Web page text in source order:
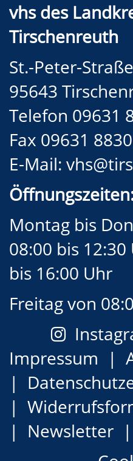
vhs des
Tirschenreuth
St.-Peter-
95643
Telefon 09631
Fax 09631
E-Mail:
Montag bis
08:00 bis
bis 16:00 Uhr
Freitag von
Impressum
Newsletter